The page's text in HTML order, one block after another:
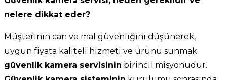
nelere dikkat eder?
Müşterinin can ve mal güvenliğini düşünerek,
uygun fiyata kaliteli hizmeti ve ürünü sunmak
güvenlik kamera servisinin birincil misyonudur.